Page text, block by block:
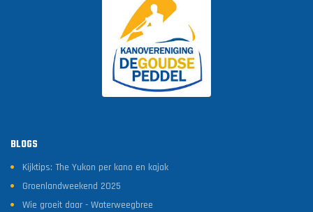
BLOGS
Kijktips: The Yukon per kano en kajak
Groenlandweekend 2025
Wie groeit daar - Waterweegbree